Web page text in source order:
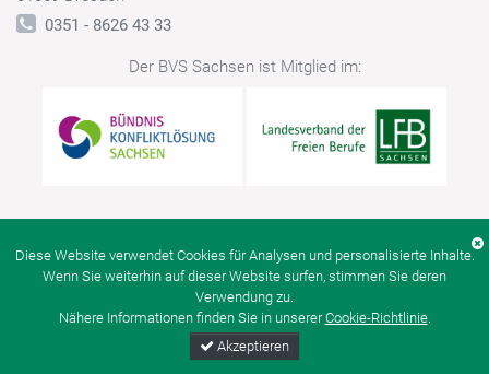
0351 - 8626 43 33
Der BVS Sachsen ist Mitglied im:
Diese Website verwendet Cookies für Analysen und personalisierte Inhalte.
Wenn Sie weiterhin auf dieser Website surfen, stimmen Sie deren
Verwendung zu.
Nähere Informationen finden Sie in unsererCookie-Richtlinie.
Akzeptieren